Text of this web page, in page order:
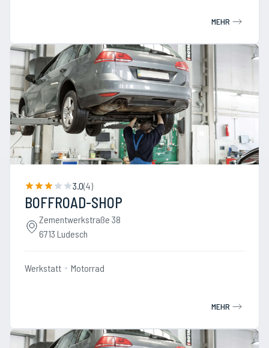
MEHR
3.0(4)
BOFFROAD-SHOP
Zementwerkstraße 38
6713 Ludesch
Werkstatt Motorrad
MEHR